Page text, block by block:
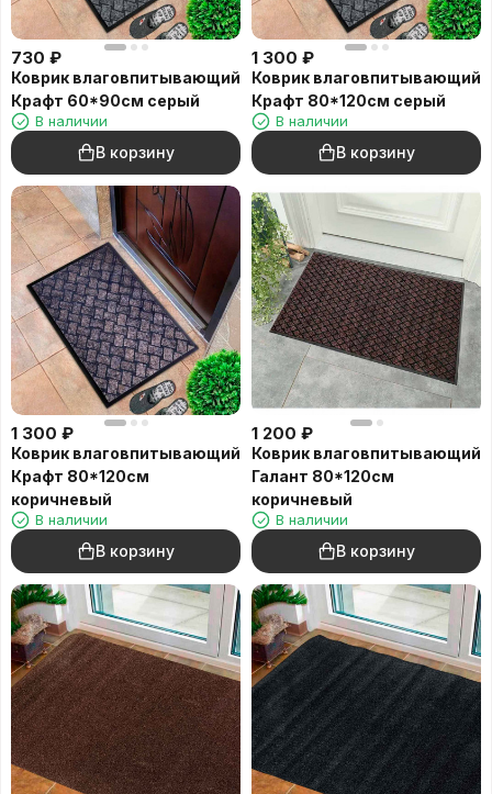
730 ₽
Коврик влаговпитывающий
Крафт 60*90см серый
В наличии
В корзину
1 300 ₽
Коврик влаговпитывающий
Крафт 80*120см серый
В наличии
В корзину
1 300 ₽
Коврик влаговпитывающий
Крафт 80*120см
коричневый
В наличии
В корзину
1 200 ₽
Коврик влаговпитывающий
Галант 80*120см
коричневый
В наличии
В корзину